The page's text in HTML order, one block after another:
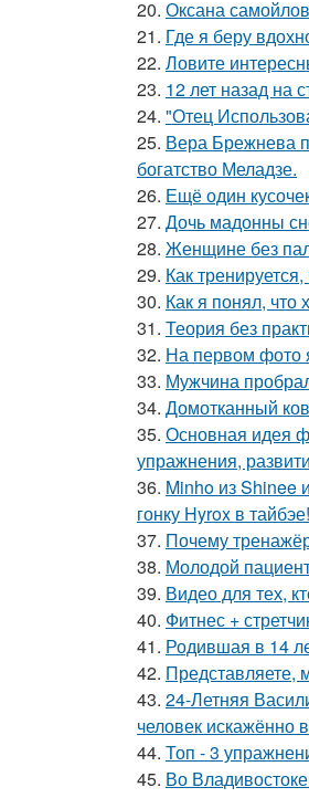
20. Оксана
21. Где я беру
22. Ловите
23. 12 лет назад на
24. "Отец
25. Вера Брежнева
богатство Меладзе.
26. Ещё один
27. Дочь мадонны
28. Женщине без
29. Как
30. Как я понял, что
31. Теория без
32. На первом фото
33. Мужчина
34. Домотканный
35. Основная идея
упражнения,
36. Minho из Shinee
гонку Hyrox в тайбэе!
37. Почему
38. Молодой
39. Видео для тех,
40. Фитнес +
41. Родившая в 14
42. Представляете,
43. 24-Летняя
человек искажённо
44. Топ - 3
45. Во